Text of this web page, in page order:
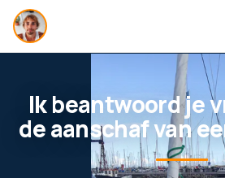
Ik beantwoord je
de aanschaf van